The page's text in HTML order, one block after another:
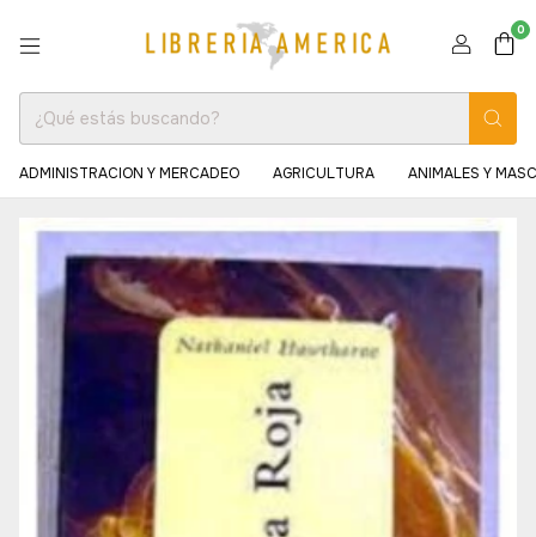
0
ADMINISTRACION Y MERCADEO AGRICULTURA ANIMALES Y